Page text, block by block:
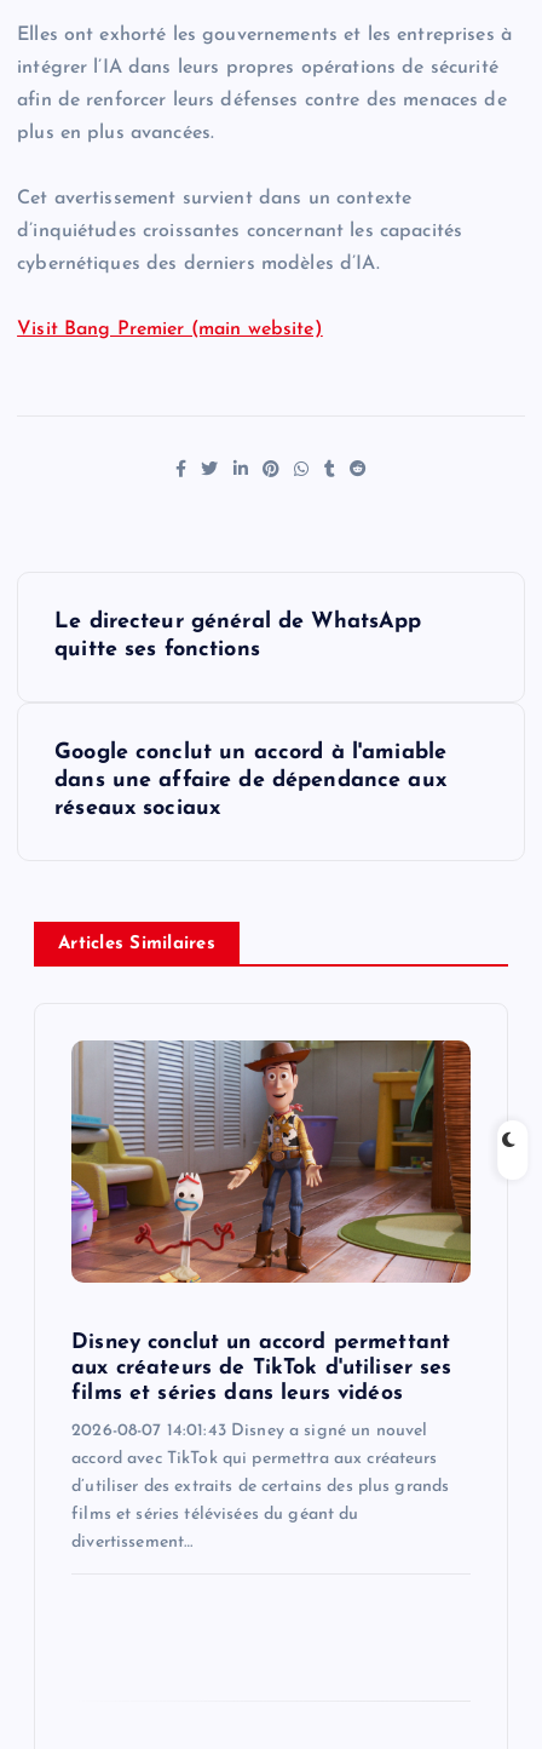
Elles ont exhorté les gouvernements et les entreprises à
intégrer l’IA dans leurs propres opérations de sécurité
afin de renforcer leurs défenses contre des menaces de
plus en plus avancées.
Cet avertissement survient dans un contexte
d’inquiétudes croissantes concernant les capacités
cybernétiques des derniers modèles d’IA.
Visit Bang Premier (main website)
v
Le directeur général de WhatsApp
quitte ses fonctions
Google conclut un accord à l'amiable
dans une affaire de dépendance aux
réseaux sociaux
Articles Similaires
Disney conclut un accord permettant
aux créateurs de TikTok d'utiliser ses
films et séries dans leurs vidéos
2026-08-07 14:01:43 Disney a signé un nouvel
accord avec TikTok qui permettra aux créateurs
d’utiliser des extraits de certains des plus grands
films et séries télévisées du géant du
divertissement…